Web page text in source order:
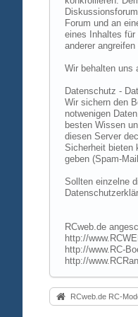
Forum und an
eines Inhaltes
anderer
Wir behalten uns
Datenschutz -
Wir sichern den
notwenigen
besten Wissen
diesen Server
Sicherheit bieten
geben (Spam-
Sollten einzelne
RCweb.de
http://
http://www.RC-
http://
RCweb.de RC-